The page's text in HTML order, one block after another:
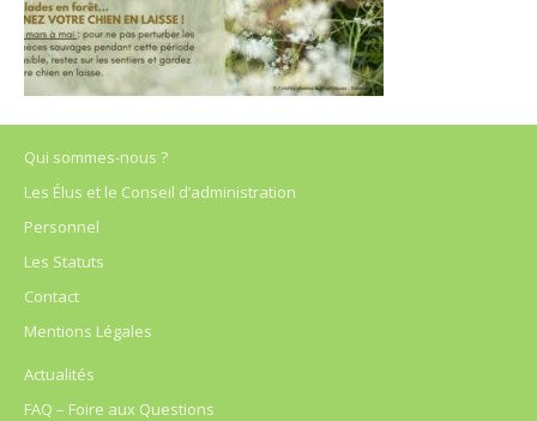
Qui sommes-nous ?
Les Élus et le Conseil d’administration
Personnel
Les Statuts
Contact
Mentions Légales
Actualités
FAQ – Foire aux Questions